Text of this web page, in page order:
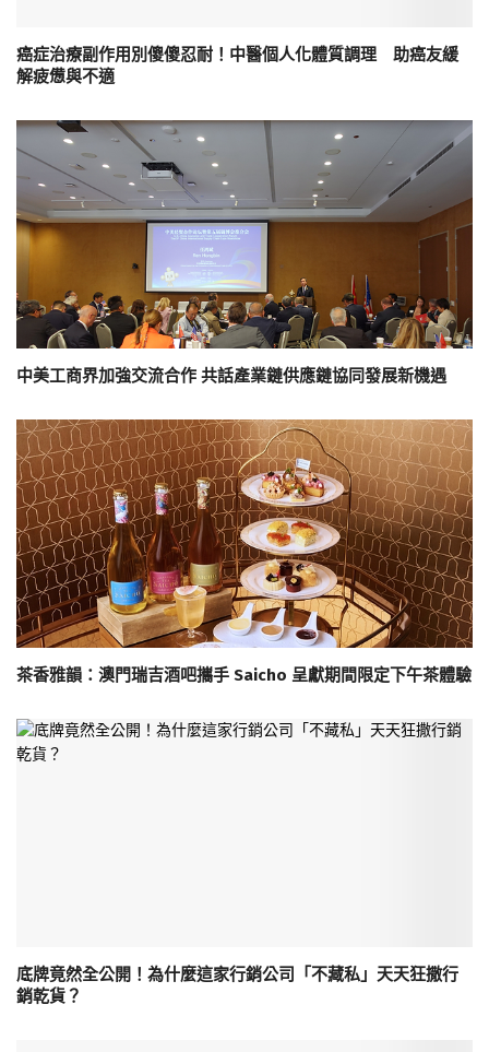
癌症治療副作用別傻傻忍耐！中醫個人化體質調理 助癌友緩
解疲憊與不適
中美工商界加強交流合作 共話產業鏈供應鏈協同發展新機遇
茶香雅韻：澳門瑞吉酒吧攜手 Saicho 呈獻期間限定下午茶體驗
底牌竟然全公開！為什麼這家行銷公司「不藏私」天天狂撒行
銷乾貨？